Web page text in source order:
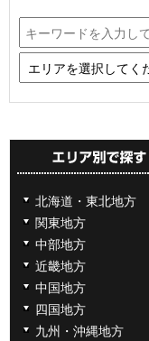
北海道・東北地方
関東地方
中部地方
近畿地方
中国地方
四国地方
九州・沖縄地方